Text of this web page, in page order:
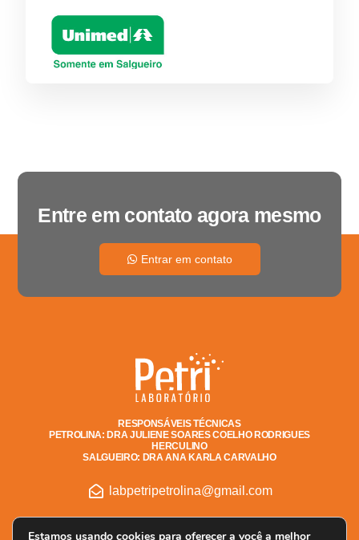
Entre em contato agora mesmo
Entrar em contato
RESPONSÁVEIS TÉCNICAS
PETROLINA: DRA JULIENE SOARES COELHO RODRIGUES
HERCULINO
SALGUEIRO: DRA ANA KARLA CARVALHO
labpetripetrolina@gmail.com
Estamos usando cookies para oferecer a você a melhor